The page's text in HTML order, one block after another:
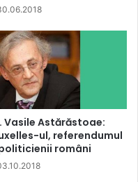
Vasile Astărăstoae:
ul, referendumul
români